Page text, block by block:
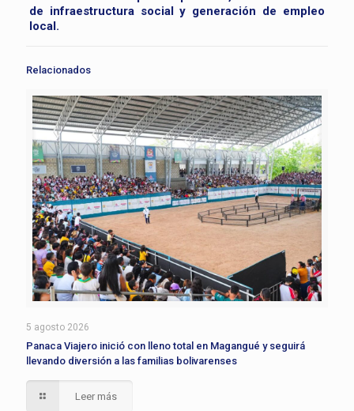
de infraestructura social y generación de empleo
local.
Relacionados
5 agosto 2026
Panaca Viajero inició con lleno total en Magangué y seguirá
llevando diversión a las familias bolivarenses
Leer más